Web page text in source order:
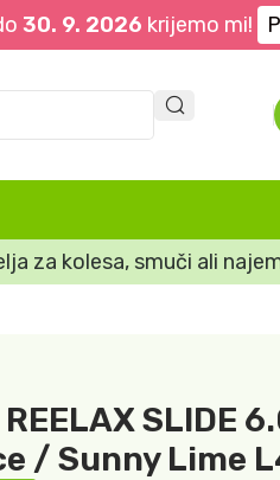
30. 9. 2026 krijemo mi!
za kolesa, smuči ali
REELAX SLIDE
/ Sunny Lime